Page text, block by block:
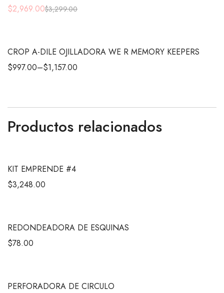
$3,299.00
$2,969.00
CROP A-DILE OJILLADORA WE R MEMORY KEEPERS
$997.00–$1,157.00
Productos relacionados
KIT EMPRENDE #4
$3,248.00
REDONDEADORA DE ESQUINAS
$78.00
PERFORADORA DE CIRCULO